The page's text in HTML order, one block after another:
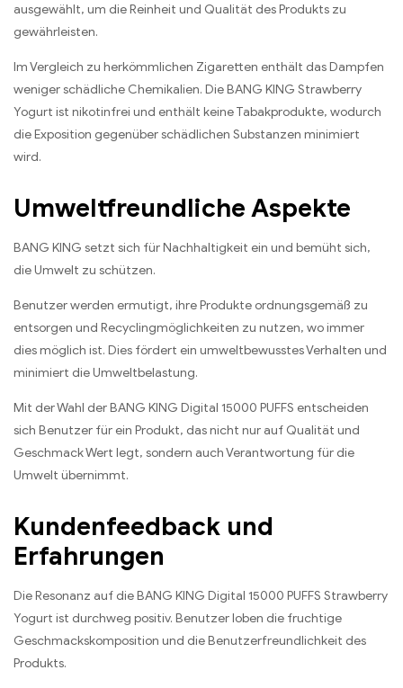
ausgewählt, um die Reinheit und Qualität des Produkts zu
gewährleisten.
Im Vergleich zu herkömmlichen Zigaretten enthält das Dampfen
weniger schädliche Chemikalien. Die BANG KING Strawberry
Yogurt ist nikotinfrei und enthält keine Tabakprodukte, wodurch
die Exposition gegenüber schädlichen Substanzen minimiert
wird.
Umweltfreundliche Aspekte
BANG KING setzt sich für Nachhaltigkeit ein und bemüht sich,
die Umwelt zu schützen.
Benutzer werden ermutigt, ihre Produkte ordnungsgemäß zu
entsorgen und Recyclingmöglichkeiten zu nutzen, wo immer
dies möglich ist. Dies fördert ein umweltbewusstes Verhalten und
minimiert die Umweltbelastung.
Mit der Wahl der BANG KING Digital 15000 PUFFS entscheiden
sich Benutzer für ein Produkt, das nicht nur auf Qualität und
Geschmack Wert legt, sondern auch Verantwortung für die
Umwelt übernimmt.
Kundenfeedback und
Erfahrungen
Die Resonanz auf die BANG KING Digital 15000 PUFFS Strawberry
Yogurt ist durchweg positiv. Benutzer loben die fruchtige
Geschmackskomposition und die Benutzerfreundlichkeit des
Produkts.